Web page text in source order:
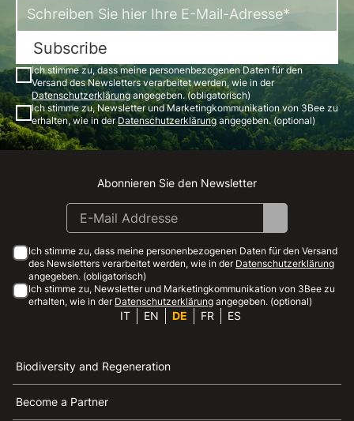
Subscribe
Ich stimme zu, dass meine personenbezogenen Daten für den
Versand des Newsletters verarbeitet werden, wie in der
Datenschutzerklärungangegeben. (obligatorisch)
Ich stimme zu, Newsletter und Marketingkommunikation von 3Bee zu
erhalten, wie in derDatenschutzerklärungangegeben. (optional)
Instagram
Facebook
Linkedin
Youtube
Abonnieren Sie den Newsletter
Ich stimme zu, dass meine personenbezogenen Daten für den Versand
des Newsletters verarbeitet werden, wie in der Datenschutzerklärung
angegeben. (obligatorisch)
Ich stimme zu, Newsletter und Marketingkommunikation von 3Bee zu
erhalten, wie in der Datenschutzerklärung angegeben. (optional)
IT EN DE FR ES
Biodiversity and Regeneration
Become a Partner